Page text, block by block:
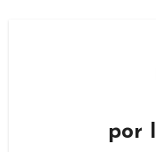
por